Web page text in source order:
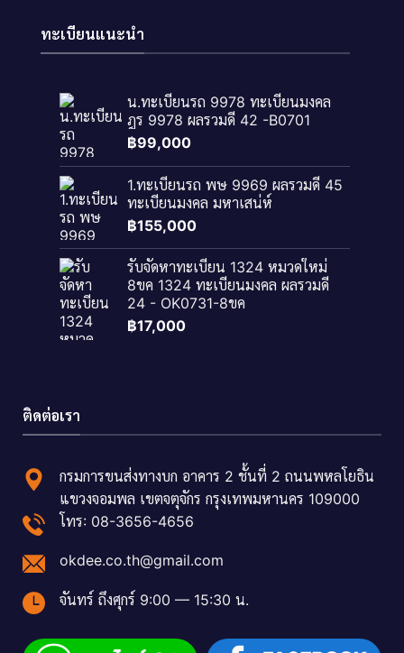
ทะเบียนแนะนำ
น.ทะเบียนรถ 9978 ทะเบียนมงคล
ฎร 9978 ผลรวมดี 42 -B0701
฿99,000
1.ทะเบียนรถ พษ 9969 ผลรวมดี 45
ทะเบียนมงคล มหาเสน่ห์
฿155,000
รับจัดหาทะเบียน 1324 หมวดใหม่
8ขค 1324 ทะเบียนมงคล ผลรวมดี
24 - OK0731-8ขค
฿17,000
ติดต่อเรา
กรมการขนส่งทางบก อาคาร 2 ชั้นที่ 2 ถนนพหลโยธิน
แขวงจอมพล เขตจตุจักร กรุงเทพมหานคร 109000
โทร: 08-3656-4656
okdee.co.th@gmail.com
จันทร์ ถึงศุกร์ 9:00 — 15:30 น.